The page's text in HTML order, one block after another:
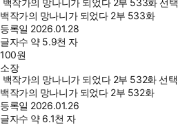
백작가의 망나니가 되었다 2부 533화 선택
백작가의 망나니가 되었다 2부 533화
등록일 2026.01.28
글자수 약 5.9천 자
100원
소장
백작가의 망나니가 되었다 2부 532화 선택
백작가의 망나니가 되었다 2부 532화
등록일 2026.01.26
글자수 약 6.1천 자